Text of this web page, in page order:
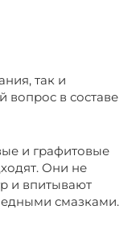
так и
вопрос в составе
и графитовые
Они не
и впитывают
смазками.